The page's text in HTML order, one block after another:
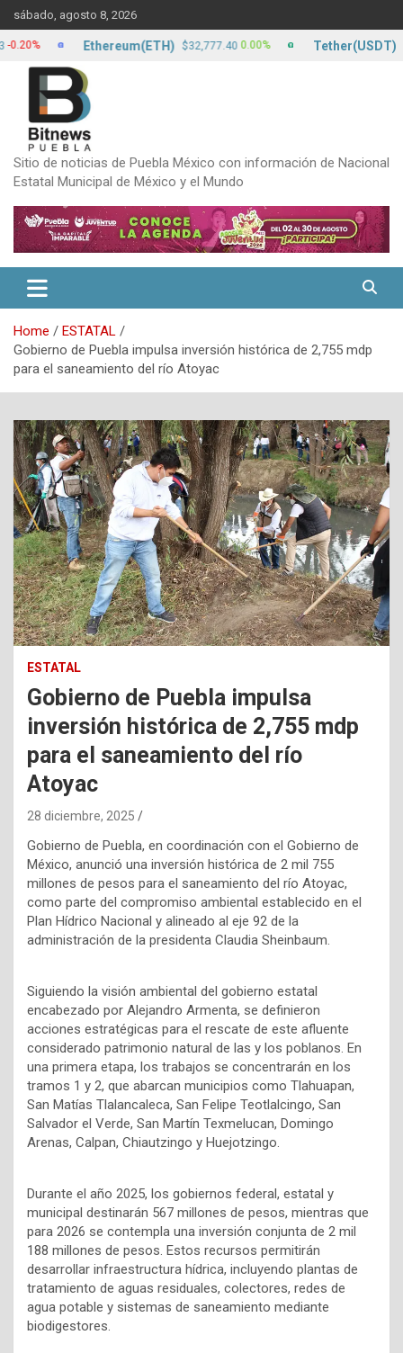
Skip
to
content
sábado, agosto 8, 2026
Sitio de noticias de Puebla México con información de Nacional
Estatal Municipal de México y el Mundo
Home
ESTATAL
Gobierno de Puebla impulsa inversión histórica de 2,755 mdp
para el saneamiento del río Atoyac
ESTATAL
Gobierno de Puebla impulsa
inversión histórica de 2,755 mdp
para el saneamiento del río
Atoyac
28 diciembre, 2025
Gobierno de Puebla, en coordinación con el Gobierno de
México, anunció una inversión histórica de 2 mil 755
millones de pesos para el saneamiento del río Atoyac,
como parte del compromiso ambiental establecido en el
Plan Hídrico Nacional y alineado al eje 92 de la
administración de la presidenta Claudia Sheinbaum.
Siguiendo la visión ambiental del gobierno estatal
encabezado por Alejandro Armenta, se definieron
acciones estratégicas para el rescate de este afluente
considerado patrimonio natural de las y los poblanos. En
una primera etapa, los trabajos se concentrarán en los
tramos 1 y 2, que abarcan municipios como Tlahuapan,
San Matías Tlalancaleca, San Felipe Teotlalcingo, San
Salvador el Verde, San Martín Texmelucan, Domingo
Arenas, Calpan, Chiautzingo y Huejotzingo.
Durante el año 2025, los gobiernos federal, estatal y
municipal destinarán 567 millones de pesos, mientras que
para 2026 se contempla una inversión conjunta de 2 mil
188 millones de pesos. Estos recursos permitirán
desarrollar infraestructura hídrica, incluyendo plantas de
tratamiento de aguas residuales, colectores, redes de
agua potable y sistemas de saneamiento mediante
biodigestores.
Ethereum(ETH) $32,777.40 0.00% Tether(USDT)